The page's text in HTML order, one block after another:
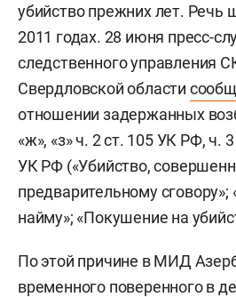
убийство прежних лет. Речь
2011 годах. 28 июня пресс-
следственного управления
Свердловской области
отношении задержанных
«ж», «з» ч. 2 ст. 105 УК РФ, ч.
УК РФ («Убийство,
предварительному сговору»;
найму»; «Покушение на
По этой причине в МИД
временного поверенного в